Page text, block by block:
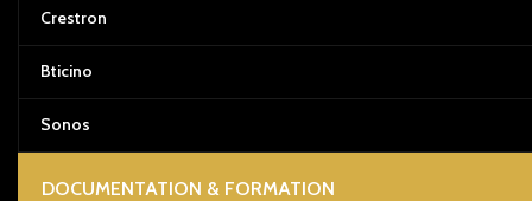
Crestron
Bticino
Sonos
DOCUMENTATION & FORMATION